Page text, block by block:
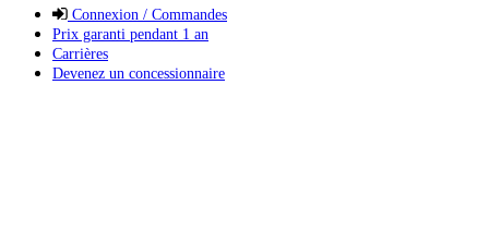
Connexion / Commandes
Prix garanti pendant 1 an
Carrières
Devenez un concessionnaire